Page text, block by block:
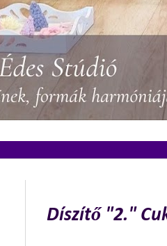
Díszítő "2."